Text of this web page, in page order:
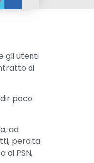
gli utenti
di
poco
ad
perdita
di PSN,